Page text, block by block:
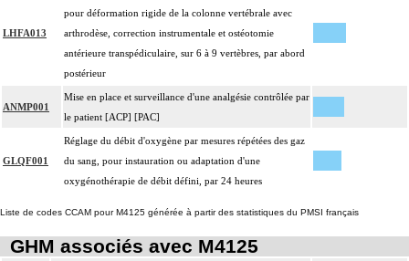
LHFA013
pour déformation rigide de la colonne vertébrale avec
arthrodèse, correction instrumentale et ostéotomie
antérieure transpédiculaire, sur 6 à 9 vertèbres, par abord
postérieur
ANMP001
Mise en place et surveillance d'une analgésie contrôlée par
le patient [ACP] [PAC]
GLQF001
Réglage du débit d'oxygène par mesures répétées des gaz
du sang, pour instauration ou adaptation d'une
oxygénothérapie de débit défini, par 24 heures
Liste de codes CCAM pour M4125 générée à partir des statistiques du PMSI français
GHM associés avec M4125